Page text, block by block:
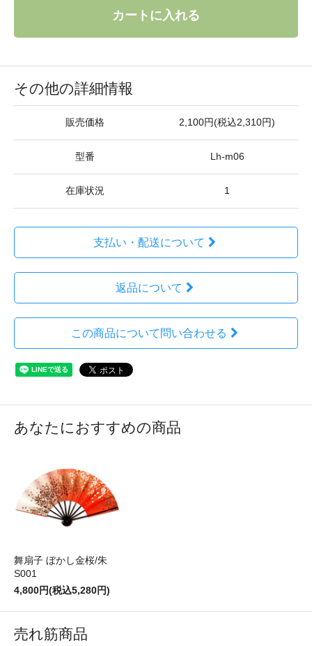
カートに入れる
その他の詳細情報
販売価格 2,100円(税込2,310円)
型番 Lh-m06
在庫状況 1
支払い・配送について
返品について
この商品について問い合わせる
あなたにおすすめの商品
舞扇子 ぼかし金桜/朱
S001
4,800円(税込5,280円)
売れ筋商品